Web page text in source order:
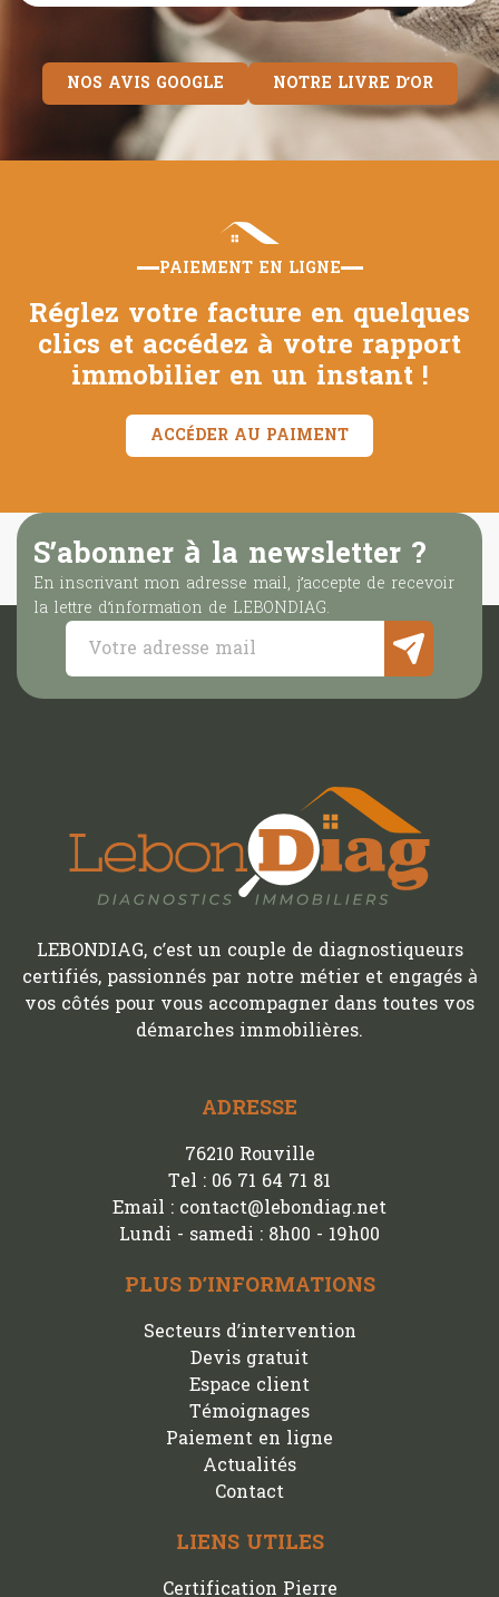
NOS AVIS GOOGLE NOTRE LIVRE D’OR
PAIEMENT EN LIGNE
Réglez votre facture en quelques
clics et accédez à votre rapport
immobilier en un instant !
ACCÉDER AU PAIMENT
S’abonner à la newsletter ?
En inscrivant mon adresse mail, j’accepte de recevoir
la lettre d’information de LEBONDIAG.
LEBONDIAG, c’est un couple de diagnostiqueurs
certifiés, passionnés par notre métier et engagés à
vos côtés pour vous accompagner dans toutes vos
démarches immobilières.
ADRESSE
76210 Rouville
Tel : 06 71 64 71 81
Email : contact@lebondiag.net
Lundi - samedi : 8h00 - 19h00
PLUS D’INFORMATIONS
Secteurs d’intervention
Devis gratuit
Espace client
Témoignages
Paiement en ligne
Actualités
Contact
LIENS UTILES
Certification Pierre